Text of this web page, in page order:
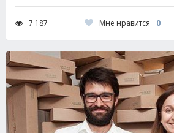
7 187 Мне нравится 0